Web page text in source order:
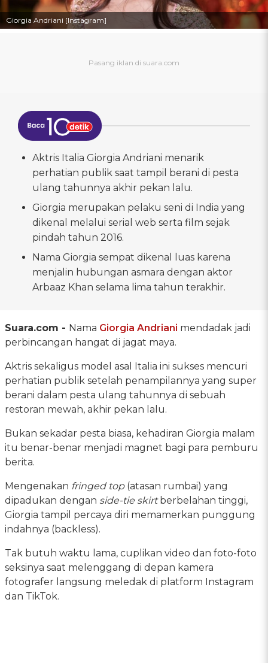
Giorgia Andriani [Instagram]
Aktris Italia Giorgia Andriani menarik
perhatian publik saat tampil berani di pesta
ulang tahunnya akhir pekan lalu.
Giorgia merupakan pelaku seni di India yang
dikenal melalui serial web serta film sejak
pindah tahun 2016.
Nama Giorgia sempat dikenal luas karena
menjalin hubungan asmara dengan aktor
Arbaaz Khan selama lima tahun terakhir.
Suara.com - Nama Giorgia Andriani mendadak jadi
perbincangan hangat di jagat maya.
Aktris sekaligus model asal Italia ini sukses mencuri
perhatian publik setelah penampilannya yang super
berani dalam pesta ulang tahunnya di sebuah
restoran mewah, akhir pekan lalu.
Bukan sekadar pesta biasa, kehadiran Giorgia malam
itu benar-benar menjadi magnet bagi para pemburu
berita.
Mengenakan fringed top(atasan rumbai) yang
dipadukan dengan side-tie skirtberbelahan tinggi,
Giorgia tampil percaya diri memamerkan punggung
indahnya (backless).
Tak butuh waktu lama, cuplikan video dan foto-foto
seksinya saat melenggang di depan kamera
fotografer langsung meledak di platform Instagram
dan TikTok.